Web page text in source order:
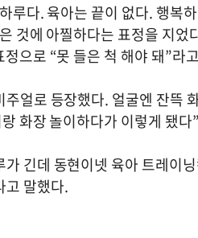
루다. 육아는 끝이 없다. 행복
것에 아찔하다는 표정을 지
으로 “못 들은 척 해야 돼”라
얼로 등장했다. 얼굴엔 잔뜩
화장 놀이하다가 이렇게 됐다
긴데 동현이넷 육아 트레이
고 말했다.